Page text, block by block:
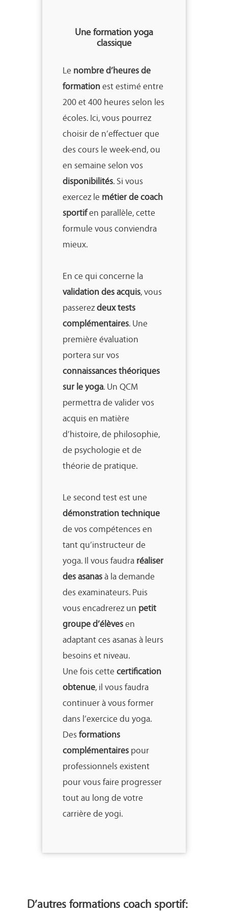
Une formation yoga
classique
Le nombre d’heures de
formationest estimé entre
200 et 400 heures selon les
écoles. Ici, vous pourrez
choisir de n’effectuer que
des cours le week-end, ou
en semaine selon vos
disponibilités. Si vous
exercez le métier de coach
sportifen parallèle, cette
formule vous conviendra
mieux.
En ce qui concerne la
validation des acquis, vous
passerezdeux tests
complémentaires. Une
première évaluation
portera sur vos
connaissances théoriques
sur le yoga. Un QCM
permettra de valider vos
acquis en matière
d’histoire, de philosophie,
de psychologie et de
théorie de pratique.
Le second test est une
démonstration technique
de vos compétences en
tant qu’instructeur de
yoga. Il vous faudraréaliser
des asanasà la demande
des examinateurs. Puis
vous encadrerez un petit
groupe d’élèvesen
adaptant ces asanas à leurs
besoins et niveau.
Une fois cettecertification
obtenue, il vous faudra
continuer à vous former
dans l’exercice du yoga.
Desformations
complémentairespour
professionnels existent
pour vous faire progresser
tout au long de votre
carrière de yogi.
D’autres formations coach sportif: